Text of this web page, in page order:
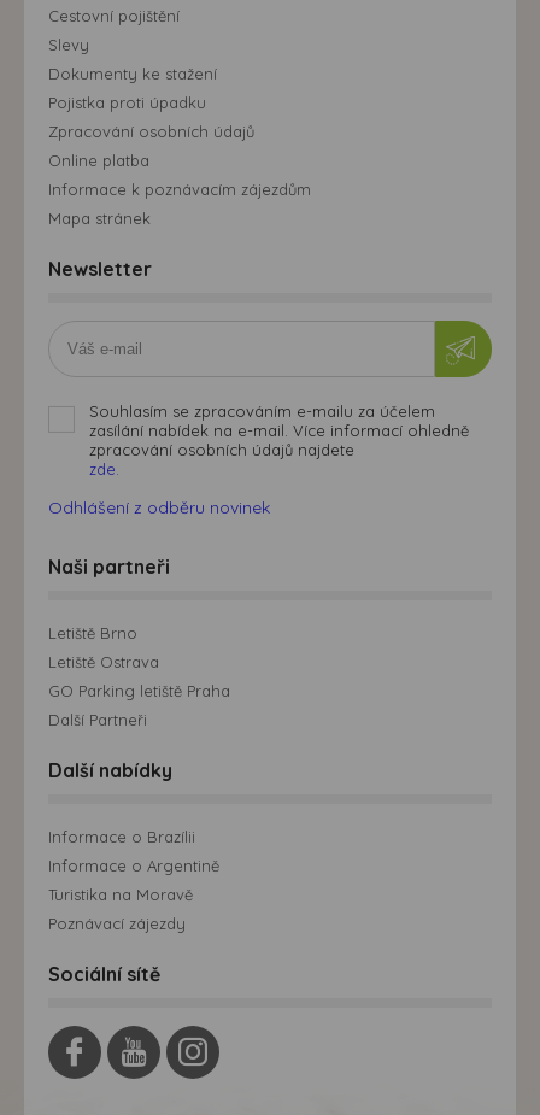
Cestovní pojištění
Slevy
Dokumenty ke stažení
Pojistka proti úpadku
Zpracování osobních údajů
Online platba
Informace k poznávacím zájezdům
Mapa stránek
Newsletter
Souhlasím se zpracováním e-mailu za účelem
zasílání nabídek na e-mail. Více informací ohledně
zpracování osobních údajů najdete
zde.
Odhlášení z odběru novinek
Naši partneři
Letiště Brno
Letiště Ostrava
GO Parking letiště Praha
Další Partneři
Další nabídky
Informace o Brazílii
Informace o Argentině
Turistika na Moravě
Poznávací zájezdy
Sociální sítě